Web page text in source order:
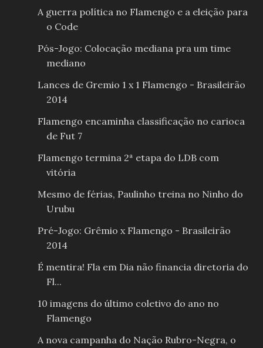
A guerra política no Flamengo e a eleição para
o Code
Pós-Jogo: Colocação mediana pra um time
mediano
Lances de Gremio 1 x 1 Flamengo - Brasileirão
2014
Flamengo encaminha classificação no carioca
de Fut 7
Flamengo termina 2ª etapa do LDB com
vitória
Mesmo de férias, Paulinho treina no Ninho do
Urubu
Pré-Jogo: Grêmio x Flamengo - Brasileirão
2014
É mentira! Fla em Dia não financia diretoria do
Fl...
10 imagens do último coletivo do ano no
Flamengo
A nova campanha do Nação Rubro-Negra, o